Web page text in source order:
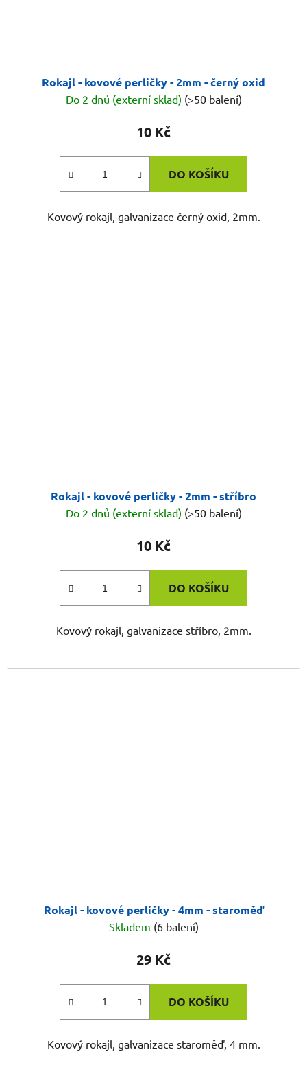
Rokajl - kovové perličky - 2mm - černý oxid
Do 2 dnů (externí sklad) (>50 balení)
10 Kč
DO KOŠÍKU
Kovový rokajl, galvanizace černý oxid, 2mm.
Rokajl - kovové perličky - 2mm - stříbro
Do 2 dnů (externí sklad) (>50 balení)
10 Kč
DO KOŠÍKU
Kovový rokajl, galvanizace stříbro, 2mm.
Rokajl - kovové perličky - 4mm - staroměď
Skladem (6 balení)
29 Kč
DO KOŠÍKU
Kovový rokajl, galvanizace staroměď, 4 mm.